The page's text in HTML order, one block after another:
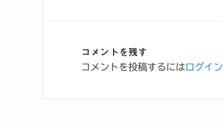
コメントを残す
コメントを投稿するにはログイン